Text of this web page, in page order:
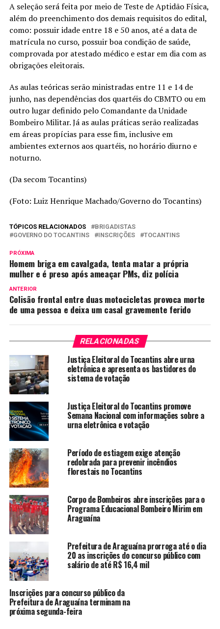
A seleção será feita por meio de Teste de Aptidão Física,
além do preenchimento dos demais requisitos do edital,
como: possuir idade entre 18 e 50 anos, até a data de
matrícula no curso, possuir boa condição de saúde,
comprovada por atestado médico e estar em dia com as
obrigações eleitorais.
As aulas teóricas serão ministradas entre 11 e 14 de
junho, nas dependências dos quartéis do CBMTO ou em
outro lugar definido pelo Comandante da Unidade
Bombeiro Militar. Já as aulas práticas serão realizadas
em áreas propícias para esse fim, inclusive em
ambientes externos aos quartéis, no horário diurno e
noturno.
(Da secom Tocantins)
(Foto: Luiz Henrique Machado/Governo do Tocantins)
TÓPICOS RELACIONADOS
BRIGADISTAS
GOVERNO DO TOCANTINS
INSCRIÇÕES TOCANTINS
PRÓXIMA
Homem briga em cavalgada, tenta matar a própria
mulher e é preso após ameaçar PMs, diz polícia
ANTERIOR
Colisão frontal entre duas motocicletas provoca morte
de uma pessoa e deixa um casal gravemente ferido
RELACIONADAS
Justiça Eleitoral do Tocantins abre urna
eletrônica e apresenta os bastidores do
sistema de votação
Justiça Eleitoral do Tocantins promove
Semana Nacional com informações sobre a
urna eletrônica e votação
Período de estiagem exige atenção
redobrada para prevenir incêndios
florestais no Tocantins
Corpo de Bombeiros abre inscrições para o
Programa Educacional Bombeiro Mirim em
Araguaína
Prefeitura de Araguaína prorroga até o dia
20 as inscrições do concurso público com
salário de até R$ 16,4 mil
Inscrições para concurso público da
Prefeitura de Araguaína terminam na
próxima segunda-feira